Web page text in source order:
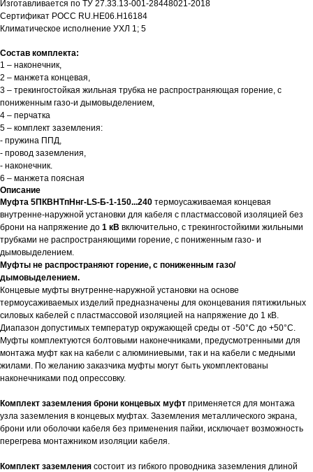
Изготавливается по ТУ 27.33.13-001-28448021-2018
Сертификат РОСС RU.HЕ06.Н16184
Климатическое исполнение УХЛ 1; 5
Состав комплекта:
1 – наконечник,
2 – манжета концевая,
3 – трекингостойкая жильная трубка не распространяющая горение, с
пониженным газо-и дымовыделением,
4 – перчатка
5 – комплект заземления:
- пружина ППД,
- провод заземления,
- наконечник.
6 – манжета поясная
Описание
Муфта 5ПКВНТпНнг-LS-Б-1-150...240 термоусаживаемая концевая
внутренне-наружной установки для кабеля с пластмассовой изоляцией без
брони на напряжение до 1 кВ включительно, с трекингостойкими жильными
трубками не распространяющими горение, с пониженным газо- и
дымовыделением.
Муфты не распространяют горение, с пониженным газо/
дымовыделением.
Концевые муфты внутренне-наружной установки на основе
термоусаживаемых изделий предназначены для оконцевания пятижильных
силовых кабелей с пластмассовой изоляцией на напряжение до 1 кВ.
Диапазон допустимых температур окружающей среды от -50°С до +50°С.
Муфты комплектуются болтовыми наконечниками, предусмотренными для
монтажа муфт как на кабели с алюминиевыми, так и на кабели с медными
жилами. По желанию заказчика муфты могут быть укомплектованы
наконечниками под опрессовку.
Комплект заземления брони концевых муфт применяется для монтажа
узла заземления в концевых муфтах. Заземления металлического экрана,
брони или оболочки кабеля без применения пайки, исключает возможность
перегрева монтажником изоляции кабеля.
Комплект заземления состоит из гибкого проводника заземления длиной